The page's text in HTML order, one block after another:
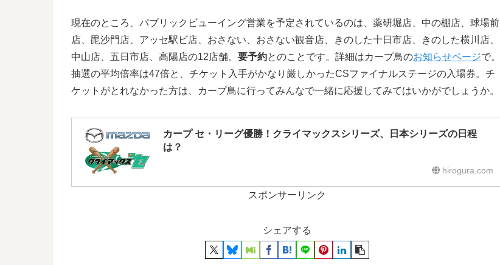
現在のところ、パブリックビューイング営業を予定されているのは、薬研堀店、中の棚店、球場前
店、毘沙門店、アッセ駅ビ店、おさない、おさない観音店、きのした十日市店、きのした横川店、
中山店、五日市店、高陽店の12店舗。 要予約とのことです。詳細はカープ鳥のお知らせページで。
抽選の平均倍率は47倍と、チケット入手がかなり厳しかったCSファイナルステージの入場券。チ
ケットがとれなかった方は、カープ鳥に行ってみんなで一緒に応援してみてはいかがでしょうか。
カープ セ・リーグ優勝！クライマックスシリーズ、日本シリーズの日程
は？
hirogura.com
スポンサーリンク
シェアする